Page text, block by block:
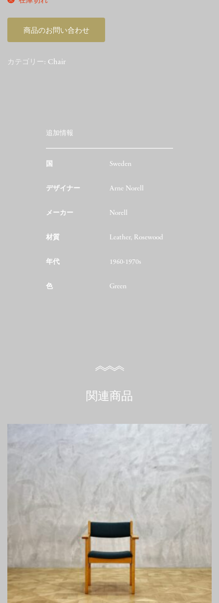
商品のお問い合わせ
カテゴリー: Chair
追加情報
国 Sweden
デザイナー Arne Norell
メーカー Norell
材質 Leather, Rosewood
年代 1960-1970s
色 Green
関連商品